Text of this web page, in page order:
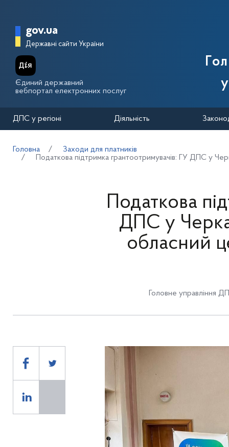
Головна сторінка Державної
gov.ua
Державні сайти України
Єдиний державний
вебпортал електронних послуг
ДПС у регіоні Діяльність
Головна
Заходи для платників
Податкова підтримка грантоотримувачів: ГУ ДПС у
Податкова
ДПС у
обласний
Головне управління